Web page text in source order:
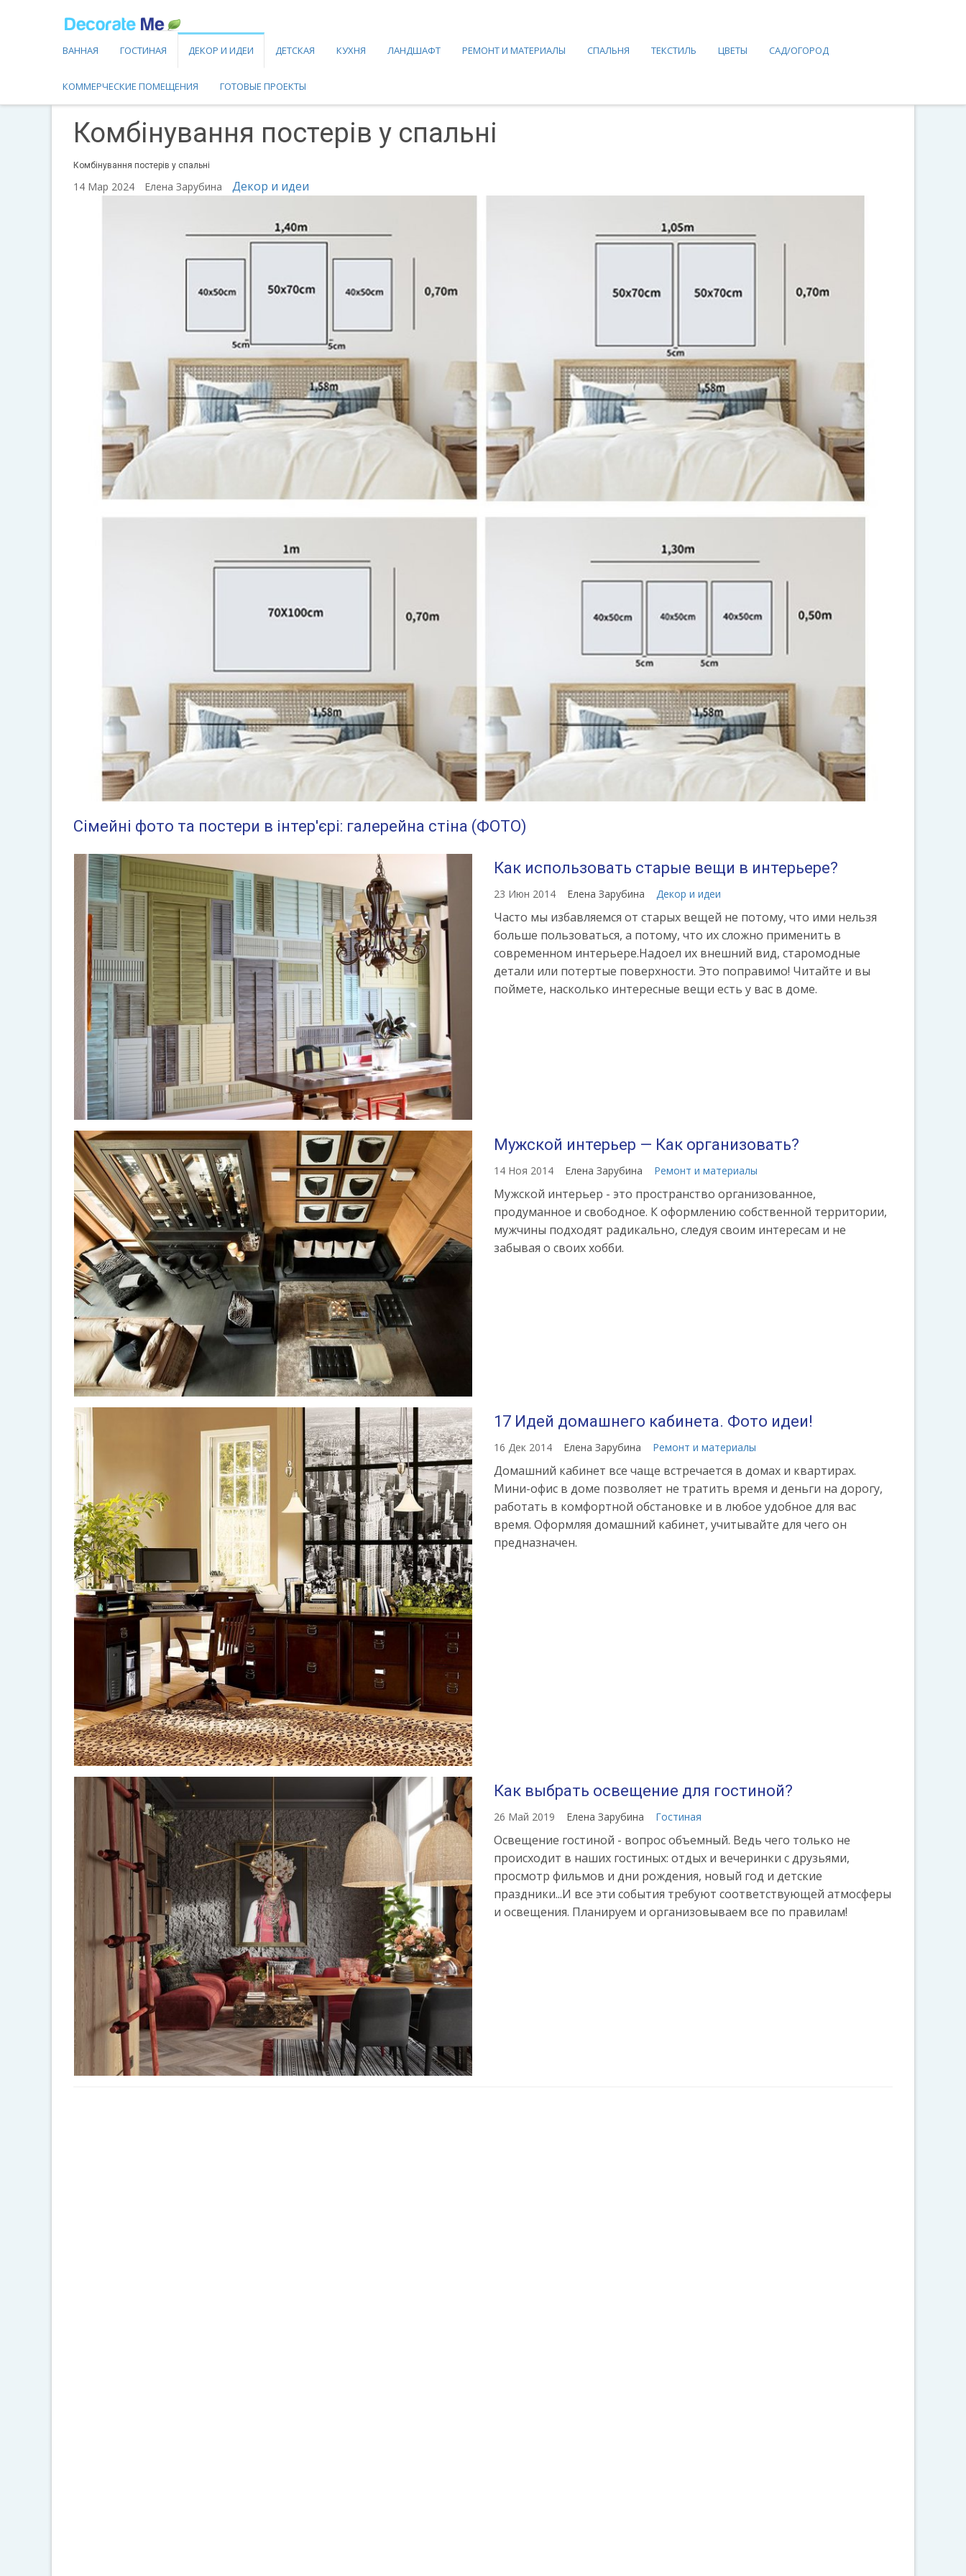
ВАННАЯ ГОСТИНАЯ ДЕКОР И ИДЕИ ДЕТСКАЯ КУХНЯ ЛАНДШАФТ РЕМОНТ И МАТЕРИАЛЫ СПАЛЬНЯ ТЕКСТИЛЬ ЦВЕТЫ САД/ОГОРОД
КОММЕРЧЕСКИЕ ПОМЕЩЕНИЯ ГОТОВЫЕ ПРОЕКТЫ
Комбінування постерів у спальні
Комбінування постерів у спальні
14 Мар 2024 Елена Зарубина Декор и идеи
Сімейні фото та постери в інтер'єрі: галерейна стіна (ФОТО)
Как использовать старые вещи в интерьере?
23 Июн 2014 Елена Зарубина Декор и идеи
Часто мы избавляемся от старых вещей не потому, что ими нельзя
больше пользоваться, а потому, что их сложно применить в
современном интерьере.Надоел их внешний вид, старомодные
детали или потертые поверхности. Это поправимо! Читайте и вы
поймете, насколько интересные вещи есть у вас в доме.
Мужской интерьер — Как организовать?
14 Ноя 2014 Елена Зарубина Ремонт и материалы
Мужской интерьер - это пространство организованное,
продуманное и свободное. К оформлению собственной территории,
мужчины подходят радикально, следуя своим интересам и не
забывая о своих хобби.
17 Идей домашнего кабинета. Фото идеи!
16 Дек 2014 Елена Зарубина Ремонт и материалы
Домашний кабинет все чаще встречается в домах и квартирах.
Мини-офис в доме позволяет не тратить время и деньги на дорогу,
работать в комфортной обстановке и в любое удобное для вас
время. Оформляя домашний кабинет, учитывайте для чего он
предназначен.
Как выбрать освещение для гостиной?
26 Май 2019 Елена Зарубина Гостиная
Освещение гостиной - вопрос объемный. Ведь чего только не
происходит в наших гостиных: отдых и вечеринки с друзьями,
просмотр фильмов и дни рождения, новый год и детские
праздники...И все эти события требуют соответствующей атмосферы
и освещения. Планируем и организовываем все по правилам!